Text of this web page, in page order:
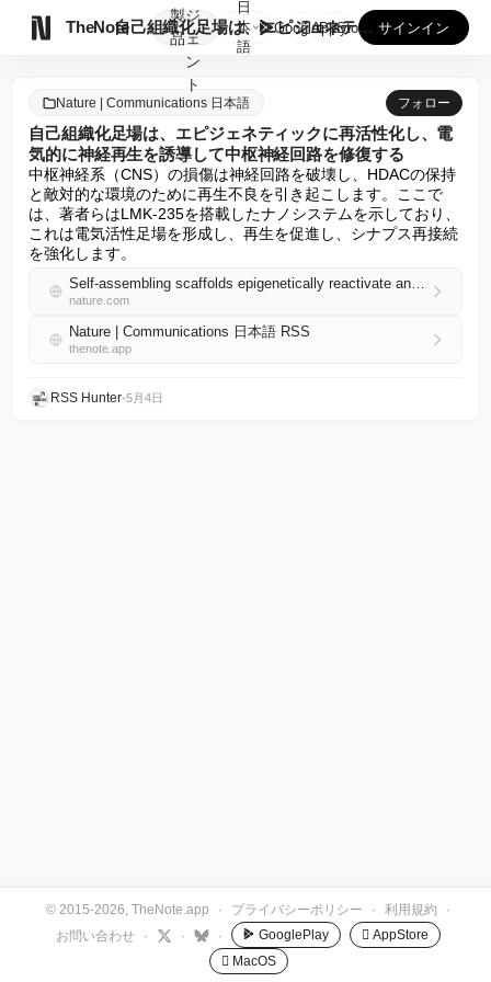
TheNote
製
品
ジ
ェ
ン
ト
自己組織化足場は、エピジェネティックに再活性化し、電気的に神...
日
本
語
GooglePlay
AppStore サインイン
Nature | Communications 日本語 フォロー
自己組織化足場は、エピジェネティックに再活性化し、電
気的に神経再生を誘導して中枢神経回路を修復する
中枢神経系（CNS）の損傷は神経回路を破壊し、HDACの保持
と敵対的な環境のために再生不良を引き起こします。ここで
は、著者らはLMK-235を搭載したナノシステムを示しており、
これは電気活性足場を形成し、再生を促進し、シナプス再接続
を強化します。
Self-assembling scaffolds epigenetically reactivate and electroactively guide neuronal regeneration to restore central neural circuits
nature.com
Nature | Communications 日本語 RSS
thenote.app
RSS Hunter•5月4日
© 2015-2026, TheNote.app · プライバシーポリシー · 利用規約
·
お問い合わせ
· · · GooglePlay
 AppStore
 MacOS